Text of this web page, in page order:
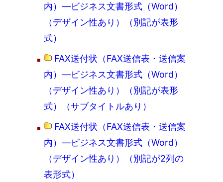
内）―ビジネス文書形式（Word）
（デザイン性あり）（別記が表形
式）
FAX送付状（FAX送信表・送信案
内）―ビジネス文書形式（Word）
（デザイン性あり）（別記が表形
式）（サブタイトルあり）
FAX送付状（FAX送信表・送信案
内）―ビジネス文書形式（Word）
（デザイン性あり）（別記が2列の
表形式）